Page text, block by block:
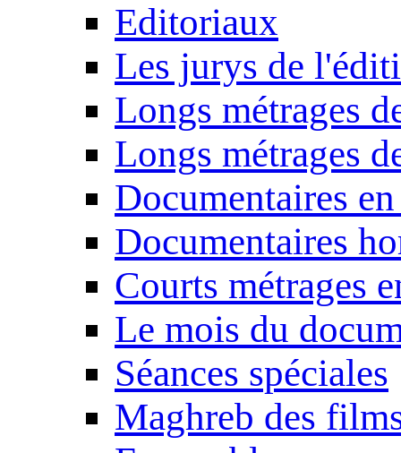
Editoriaux
Les jurys de
Longs métrages
Longs métrages
Documentaires
Documentaires
Courts métrages
Le mois du
Séances spéciales
Maghreb des